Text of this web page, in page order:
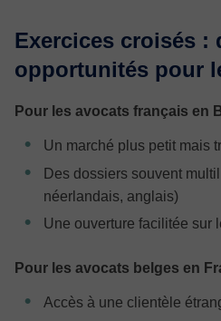
Exercices croisés :
opportunités pour
Pour les avocats français en
Un marché plus petit mais
Des dossiers souvent
néerlandais, anglais)
Une ouverture facilitée sur
Pour les avocats belges en
Accès à une clientèle